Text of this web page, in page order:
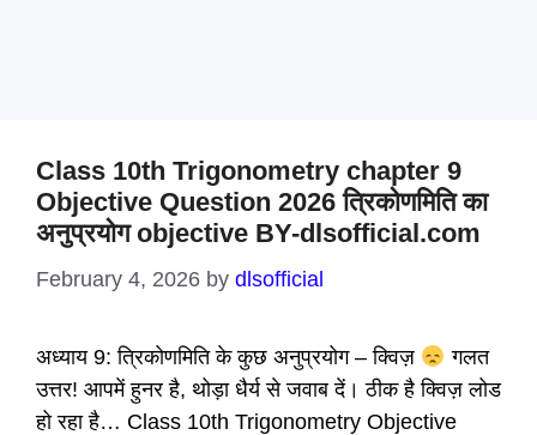
Class 10th Trigonometry chapter 9
Objective Question 2026 त्रिकोणमिति का
अनुप्रयोग objective BY-dlsofficial.com
February 4, 2026 by dlsofficial
अध्याय 9: त्रिकोणमिति के कुछ अनुप्रयोग – क्विज़
गलत
उत्तर! आपमें हुनर है, थोड़ा धैर्य से जवाब दें। ठीक है क्विज़ लोड
हो रहा है… Class 10th Trigonometry Objective